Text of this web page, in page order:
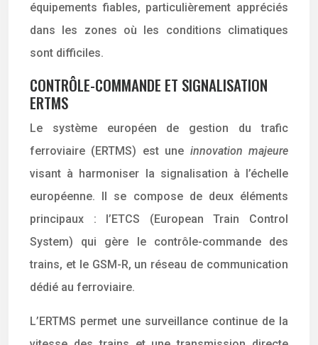
équipements fiables, particulièrement appréciés
dans les zones où les conditions climatiques
sont difficiles.
CONTRÔLE-COMMANDE ET SIGNALISATION
ERTMS
Le système européen de gestion du trafic
ferroviaire (ERTMS) est une innovation majeure
visant à harmoniser la signalisation à l’échelle
européenne. Il se compose de deux éléments
principaux : l’ETCS (European Train Control
System) qui gère le contrôle-commande des
trains, et le GSM-R, un réseau de communication
dédié au ferroviaire.
L’ERTMS permet une surveillance continue de la